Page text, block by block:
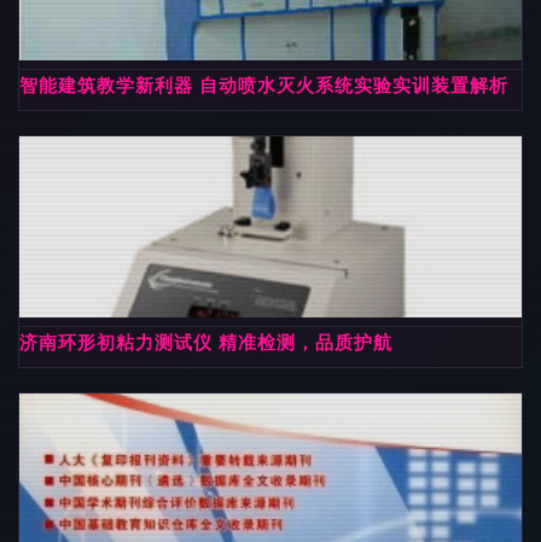
智能建筑教学新利器 自动喷水灭火系统实验实训装置解析
济南环形初粘力测试仪 精准检测，品质护航